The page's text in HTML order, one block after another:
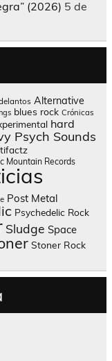
(2026) 5 de
Alternative
blues rock Crónicas
hard
Psych Sounds
Mountain Records
Post Metal
Psychedelic Rock
Sludge Space
Stoner Rock